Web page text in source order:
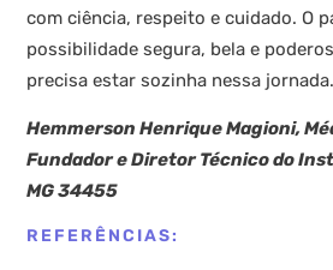
com ciência, respeito e cuidado. O
possibilidade segura, bela e
precisa estar sozinha nessa jornada.
Hemmerson Henrique Magioni,
Fundador e Diretor Técnico do
MG 34455
REFERÊNCIAS: